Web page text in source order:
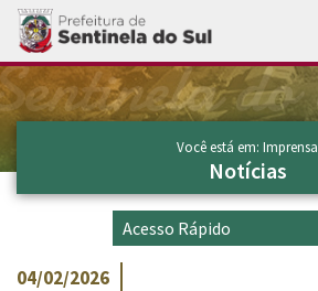
Ir para conteúdo principal
Conteúdo Principal
Você está em: Imprensa
Notícias
04/02/2026